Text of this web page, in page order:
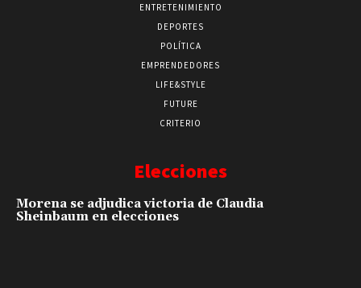
ENTRETENIMIENTO
DEPORTES
POLÍTICA
EMPRENDEDORES
LIFE&STYLE
FUTURE
CRITERIO
Elecciones
Morena se adjudica victoria de Claudia
Sheinbaum en elecciones